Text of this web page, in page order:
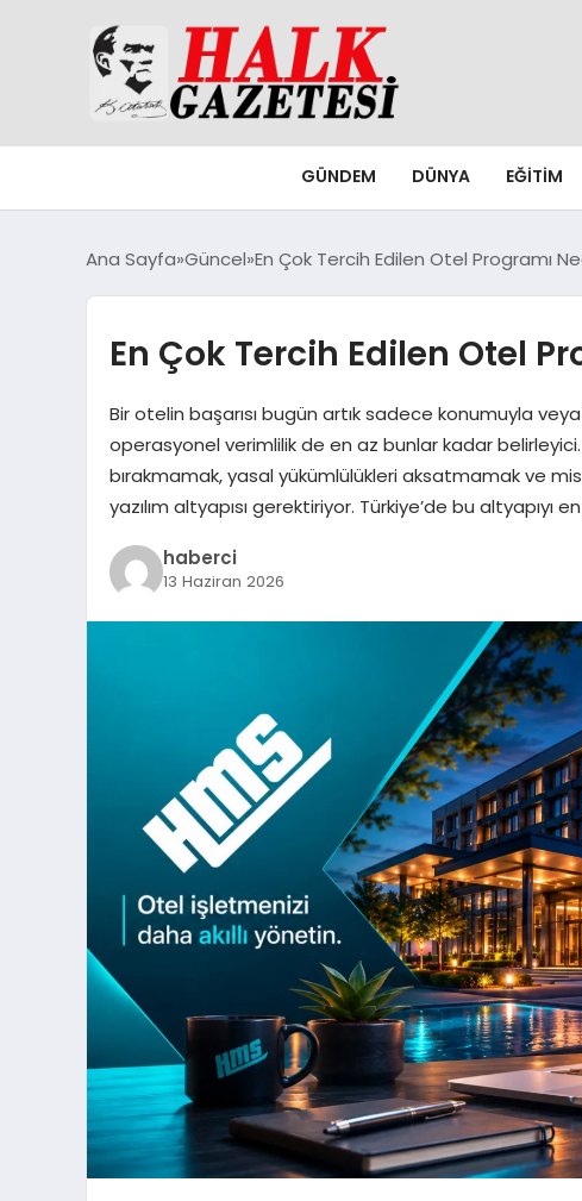
GÜNDEM DÜNYA EĞITIM
Ana Sayfa Güncel En Çok Tercih Edilen Otel Programı
En Çok Tercih Edilen Otel
Bir otelin başarısı bugün artık sadece konumuyla
operasyonel verimlilik de en az bunlar kadar
bırakmamak, yasal yükümlülükleri aksatmamak ve
yazılım altyapısı gerektiriyor. Türkiye’de bu
haberci
13 Haziran 2026